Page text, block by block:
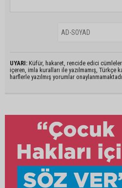
UYARI: Küfür, hakaret, rencide edici cümleler
içeren, imla kuralları ile yazılmamış, Türkçe
harflerle yazılmış yorumlar